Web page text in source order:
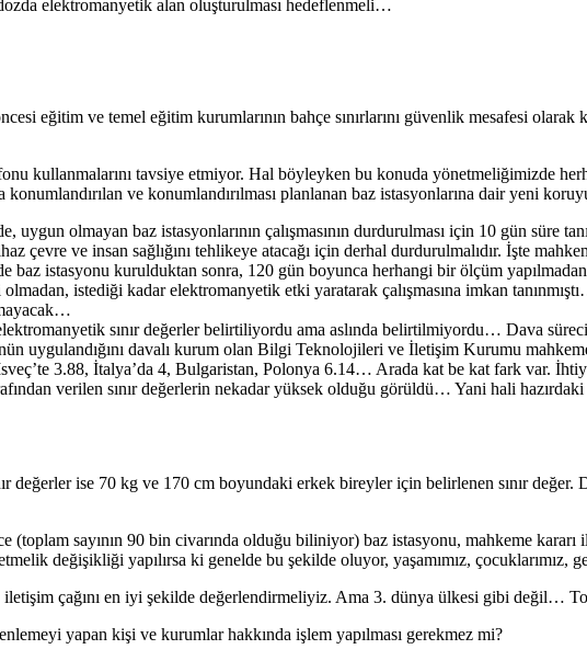
elektromanyetik alan oluşturulması hedeflenmeli…
eğitim ve temel eğitim kurumlarının bahçe sınırlarını güvenlik mesafesi
kullanmalarını tavsiye etmiyor. Hal böyleyken bu konuda yönetmeliğimizde
ve konumlandırılması planlanan baz istasyonlarına dair yeni
uygun olmayan baz istasyonlarının çalışmasının durdurulması için 10 gün süre
çevre ve insan sağlığını tehlikeye atacağı için derhal durdurulmalıdır. İşte
baz istasyonu kurulduktan sonra, 120 gün boyunca herhangi bir ölçüm
istediği kadar elektromanyetik etki yaratarak çalışmasına imkan
sınır değerler belirtiliyordu ama aslında belirtilmiyordu… Dava
uygulandığını davalı kurum olan Bilgi Teknolojileri ve İletişim Kurumu
3.88, İtalya’da 4, Bulgaristan, Polonya 6.14… Arada kat be kat fark var.
verilen sınır değerlerin nekadar yüksek olduğu görüldü… Yani hali
ise 70 kg ve 170 cm boyundaki erkek bireyler için belirlenen sınır değer.
(toplam sayının 90 bin civarında olduğu biliniyor) baz istasyonu, mahkeme
değişikliği yapılırsa ki genelde bu şekilde oluyor, yaşamımız, çocuklarımız,
çağını en iyi şekilde değerlendirmeliyiz. Ama 3. dünya ülkesi gibi değil…
yapan kişi ve kurumlar hakkında işlem yapılması gerekmez mi?